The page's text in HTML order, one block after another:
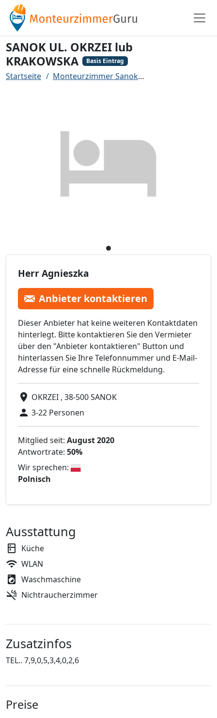
SANOK UL. OKRZEI lub
KRAKOWSKA
Basis Eintrag
Startseite Monteurzimmer Sanok
Herr Agnieszka
Anbieter kontaktieren
Dieser Anbieter hat keine weiteren Kontaktdaten
hinterlegt. Bitte kontaktieren Sie den Vermieter
über den "Anbieter kontaktieren" Button und
hinterlassen Sie Ihre Telefonnummer und E-Mail-
Adresse für eine schnelle Rückmeldung.
OKRZEI , 38-500 SANOK
3-22 Personen
Mitglied seit: August 2020
Antwortrate: 50%
Wir sprechen:
Polnisch
Ausstattung
Küche
WLAN
Waschmaschine
Nichtraucherzimmer
Zusatzinfos
TEL.. 7,9,0,5,3,4,0,2,6
Preise